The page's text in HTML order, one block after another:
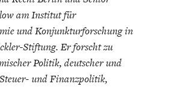
am Institut für
und Konjunkturforschung in
Stiftung. Er forscht zu
Politik, deutscher und
und Finanzpolitik,